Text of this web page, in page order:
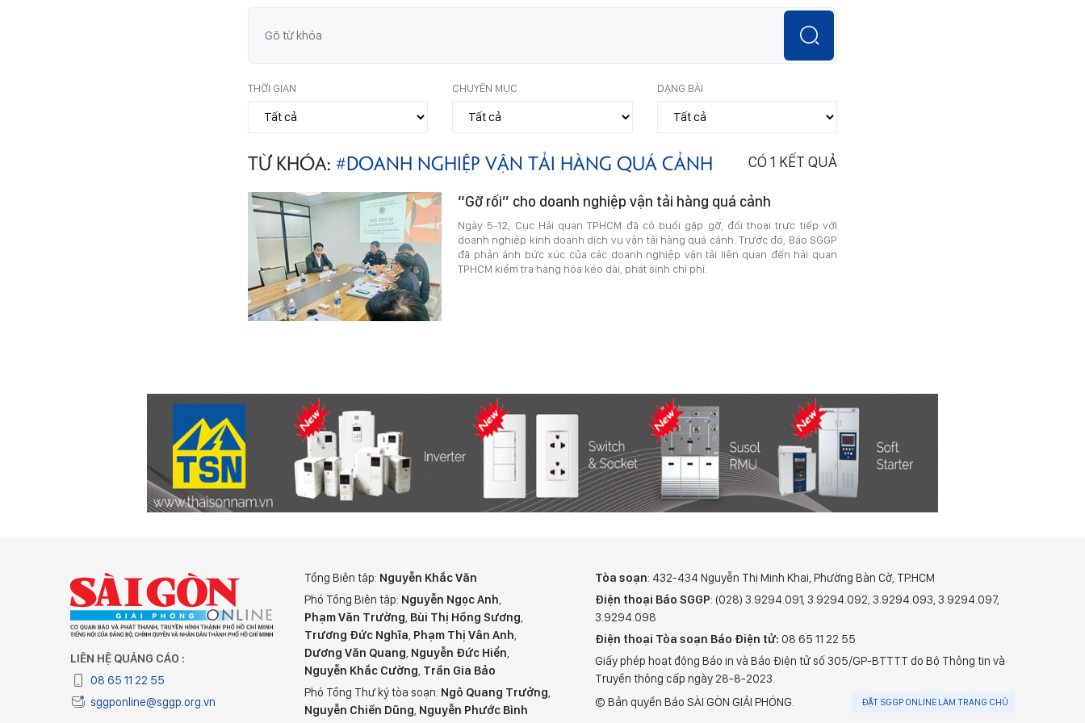
THỜI GIAN CHUYÊN MỤC DẠNG BÀI
TỪ KHÓA: #DOANH NGHIỆP VẬN TẢI HÀNG QUÁ CẢNH CÓ 1 KẾT QUẢ
“Gỡ rối” cho doanh nghiệp vận tải hàng quá cảnh
Ngày 5-12, Cục Hải quan TPHCM đã có buổi gặp gỡ, đối thoại trực tiếp với
doanh nghiệp kinh doanh dịch vụ vận tải hàng quá cảnh. Trước đó, Báo SGGP
đã phản ánh bức xúc của các doanh nghiệp vận tải liên quan đến hải quan
TPHCM kiểm tra hàng hóa kéo dài, phát sinh chi phí.
LIÊN HỆ QUẢNG CÁO :
08 65 11 22 55
sggponline@sggp.org.vn
Tổng Biên tập: Nguyễn Khắc Văn
Phó Tổng Biên tập: Nguyễn Ngọc Anh,
Phạm Văn Trường, Bùi Thị Hồng Sương,
Trương Đức Nghĩa, Phạm Thị Vân Anh,
Dương Văn Quang, Nguyễn Đức Hiển,
Nguyễn Khắc Cường, Trần Gia Bảo
Phó Tổng Thư ký tòa soạn: Ngô Quang Trưởng,
Nguyễn Chiến Dũng, Nguyễn Phước Bình
Tòa soạn: 432-434 Nguyễn Thị Minh Khai, Phường Bàn Cờ, TP.HCM
Điện thoại Báo SGGP: (028) 3.9294.091, 3.9294.092, 3.9294.093, 3.9294.097,
3.9294.098
Điện thoại Tòa soạn Báo Điện tử: 08 65 11 22 55
Giấy phép hoạt động Báo in và Báo Điện tử số 305/GP-BTTTT do Bộ Thông tin và
Truyền thông cấp ngày 28-8-2023.
© Bản quyền Báo SÀI GÒN GIẢI PHÓNG.
ĐẶT SGGP ONLINE LÀM TRANG CHỦ